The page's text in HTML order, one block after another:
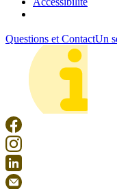
Questions et ContactUn